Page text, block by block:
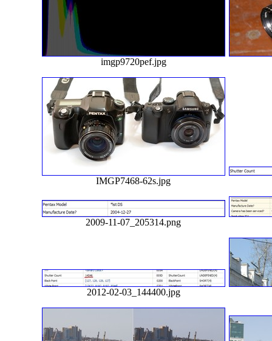
imgp9720pef.jpg
IMGP7468-62s.jpg
2009-11-07_205314.png
2012-02-03_144400.jpg